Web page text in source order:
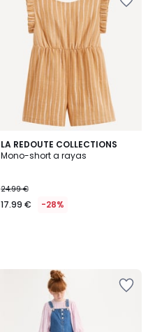
LA REDOUTE COLLECTIONS
Mono-short a rayas
24.99 €
17.99 € -28%